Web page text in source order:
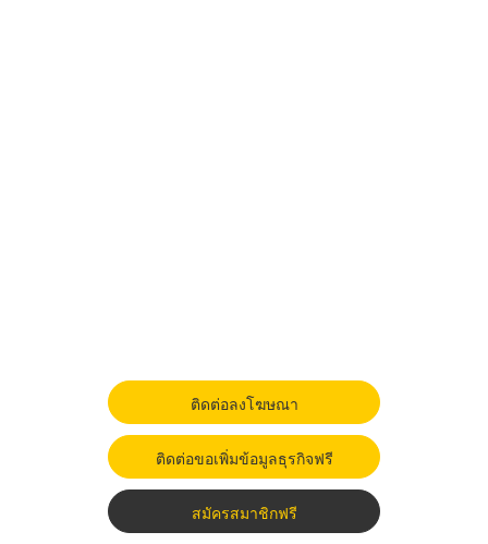
ติดต่อลงโฆษณา
ติดต่อขอเพิ่มข้อมูลธุรกิจฟรี
สมัครสมาชิกฟรี